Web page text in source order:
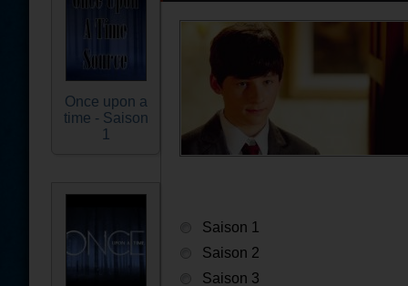
Once upon a
time - Saison
1
Saison 1
Saison 2
Saison 3